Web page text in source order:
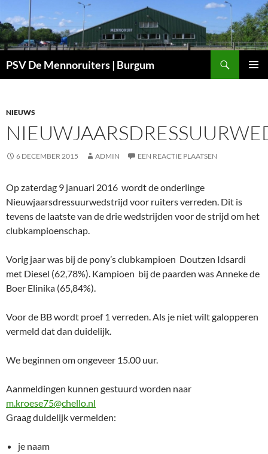
naar
de
inhoud
PSV De Mennoruiters | Burgum
NIEUWS
6 DECEMBER 2015 ADMIN EEN REACTIE PLAATSEN
Op zaterdag 9 januari 2016 wordt de onderlinge
Nieuwjaarsdressuurwedstrijd voor ruiters verreden. Dit is
tevens de laatste van de drie wedstrijden voor de strijd om het
clubkampioenschap.
Vorig jaar was bij de pony’s clubkampioen Doutzen Idsardi
met Diesel (62,78%). Kampioen bij de paarden was Anneke de
Boer Elinika (65,84%).
Voor de BB wordt proef 1 verreden. Als je niet wilt galopperen
vermeld dat dan duidelijk.
We beginnen om ongeveer 15.00 uur.
Aanmeldingen kunnen gestuurd worden naar
m.kroese75@chello.nl
Graag duidelijk vermelden:
je naam